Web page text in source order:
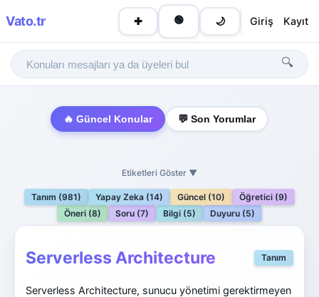
Vato.tr ✚ 🟢 🌙 Giriş Kayıt
🔍
🔥 Güncel Konular 💬 Son Yorumlar
Etiketleri Göster ▼
Tanım (981) Yapay Zeka (14) Güncel (10)
Öğretici (9)
Öneri (8)
Soru (7) Bilgi (5) Duyuru (5)
Serverless Architecture Tanım
Serverless Architecture, sunucu yönetimi gerektirmeyen